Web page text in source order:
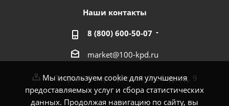
Мы используем cookie для улучшения
предоставляемых услуг и сбора статистических
данных. Продолжая навигацию по сайту, вы
Наши контакты
8 (800) 600-50-07
market@100-kpd.ru
г. Тверь, 4-й пер. Красной Слободы, д. 9